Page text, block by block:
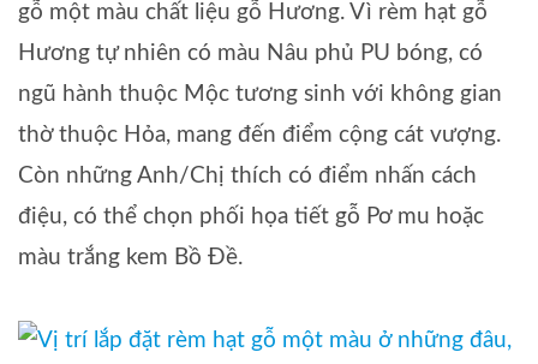
gỗ một màu chất liệu gỗ Hương. Vì rèm hạt gỗ
Hương tự nhiên có màu Nâu phủ PU bóng, có
ngũ hành thuộc Mộc tương sinh với không gian
thờ thuộc Hỏa, mang đến điểm cộng cát vượng.
Còn những Anh/Chị thích có điểm nhấn cách
điệu, có thể chọn phối họa tiết gỗ Pơ mu hoặc
màu trắng kem Bồ Đề.